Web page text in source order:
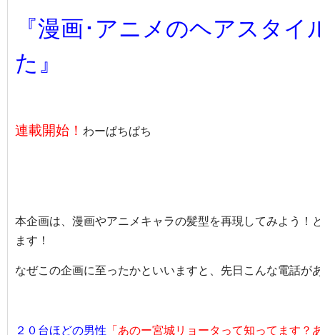
『漫画･アニメのヘアスタ
た』
連載開始！ わーぱちぱち
本企画は、漫画やアニメキャラの髪型を再現してみよう！
ます！
なぜこの企画に至ったかといいますと、先日こんな電話が
２０台ほどの男性 「あのー宮城リョータって知ってます